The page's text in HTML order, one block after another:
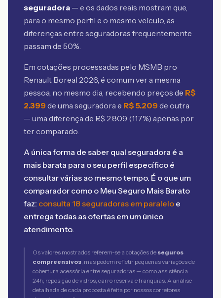
seguradora — e os dados reais mostram que,
para o mesmo perfil e o mesmo veículo, as
diferenças entre seguradoras frequentemente
passam de 50%.
Em cotações processadas pelo MSMB pro
Renault Boreal 2026, é comum ver a mesma
pessoa, no mesmo dia, recebendo preços de R$
2.399 de uma seguradora e R$ 5.209 de outra
— uma diferença de R$ 2.809 (117%) apenas por
ter comparado.
A única forma de saber qual seguradora é a
mais barata para o seu perfil específico é
consultar várias ao mesmo tempo. É o que um
comparador como o Meu Seguro Mais Barato
faz: consulta 18 seguradoras em paralelo e
entrega todas as ofertas em um único
atendimento.
Os valores mostrados referem-se a cotações de seguros
compreensivos, mas podem refletir pequenas variações de
cobertura acessória entre seguradoras — como assistência
24h, reposição de vidros, carro reserva e franquias. A análise
detalhada de cada proposta é feita por nossos corretores